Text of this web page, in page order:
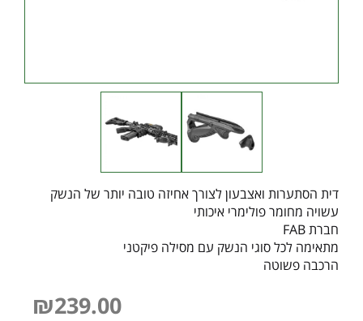
דית הסתערות ואצבעון לצורך אחיזה טובה יותר של הנשק
עשויה מחומר פולימרי איכותי
חברת FAB
מתאימה לכל סוגי הנשק עם מסילה פיקטני
הרכבה פשוטה
₪239.00